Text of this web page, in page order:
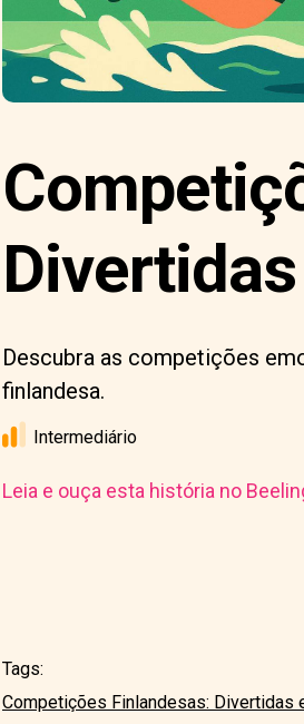
Descubra as competições
finlandesa.
Intermediário
Leia e ouça esta história no
Tags:
Competições Finlandesas: Divertidas